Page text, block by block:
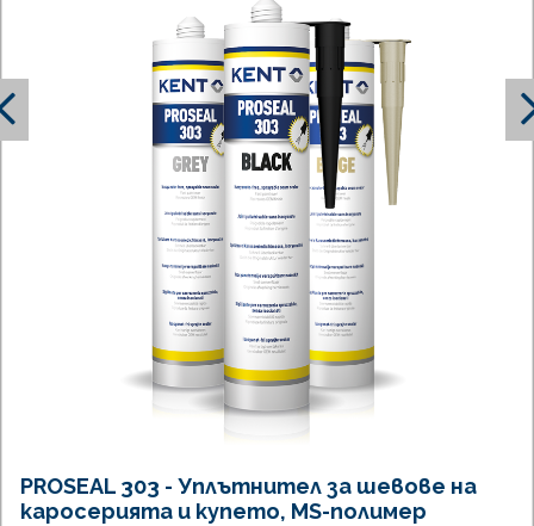
PROSEAL 303 - Уплътнител за шевове на
каросерията и купето, MS-полимер